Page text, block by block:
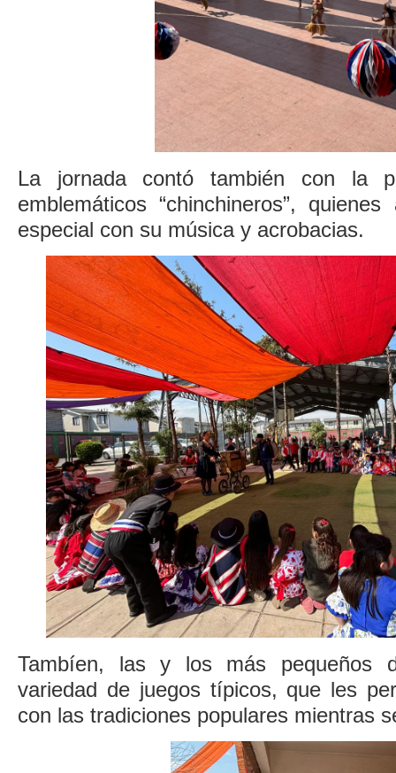
La jornada contó también con la
emblemáticos “chinchineros”,
especial con su música y acrobacias.
Tambíen, las y los más pequeños
variedad de juegos típicos, que les
con las tradiciones populares mientras